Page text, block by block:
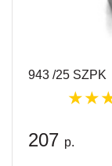
943 /25 SZPK
207 р.